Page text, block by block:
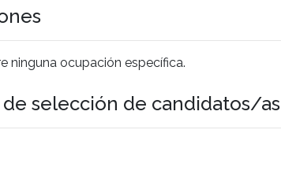
ninguna ocupación específica.
selección de candidatos/as